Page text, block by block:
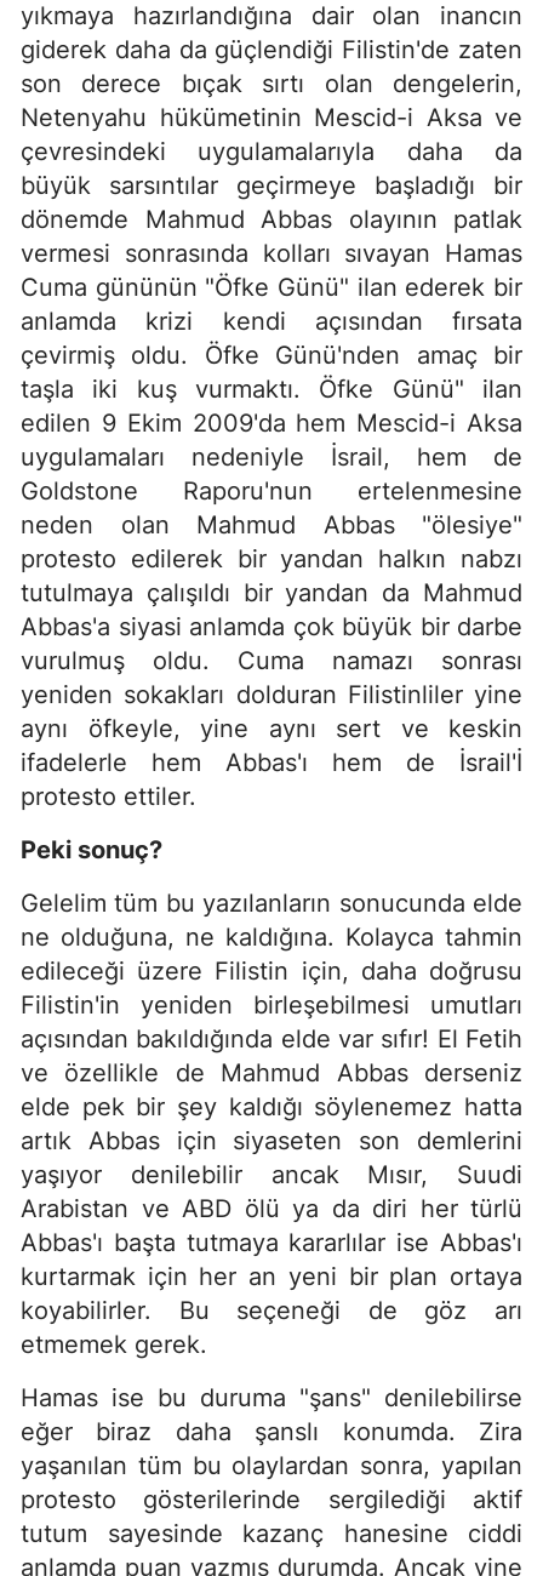
yıkmaya hazırlandığına dair olan inancın
giderek daha da güçlendiği Filistin'de zaten
son derece bıçak sırtı olan dengelerin,
Netenyahu hükümetinin Mescid-i Aksa ve
çevresindeki uygulamalarıyla daha da
büyük sarsıntılar geçirmeye başladığı bir
dönemde Mahmud Abbas olayının patlak
vermesi sonrasında kolları sıvayan Hamas
Cuma gününün "Öfke Günü" ilan ederek bir
anlamda krizi kendi açısından fırsata
çevirmiş oldu. Öfke Günü'nden amaç bir
taşla iki kuş vurmaktı. Öfke Günü" ilan
edilen 9 Ekim 2009'da hem Mescid-i Aksa
uygulamaları nedeniyle İsrail, hem de
Goldstone Raporu'nun ertelenmesine
neden olan Mahmud Abbas "ölesiye"
protesto edilerek bir yandan halkın nabzı
tutulmaya çalışıldı bir yandan da Mahmud
Abbas'a siyasi anlamda çok büyük bir darbe
vurulmuş oldu. Cuma namazı sonrası
yeniden sokakları dolduran Filistinliler yine
aynı öfkeyle, yine aynı sert ve keskin
ifadelerle hem Abbas'ı hem de İsrail'İ
protesto ettiler.
Peki sonuç?
Gelelim tüm bu yazılanların sonucunda elde
ne olduğuna, ne kaldığına. Kolayca tahmin
edileceği üzere Filistin için, daha doğrusu
Filistin'in yeniden birleşebilmesi umutları
açısından bakıldığında elde var sıfır! El Fetih
ve özellikle de Mahmud Abbas derseniz
elde pek bir şey kaldığı söylenemez hatta
artık Abbas için siyaseten son demlerini
yaşıyor denilebilir ancak Mısır, Suudi
Arabistan ve ABD ölü ya da diri her türlü
Abbas'ı başta tutmaya kararlılar ise Abbas'ı
kurtarmak için her an yeni bir plan ortaya
koyabilirler. Bu seçeneği de göz arı
etmemek gerek.
Hamas ise bu duruma "şans" denilebilirse
eğer biraz daha şanslı konumda. Zira
yaşanılan tüm bu olaylardan sonra, yapılan
protesto gösterilerinde sergilediği aktif
tutum sayesinde kazanç hanesine ciddi
anlamda puan yazmış durumda. Ancak yine